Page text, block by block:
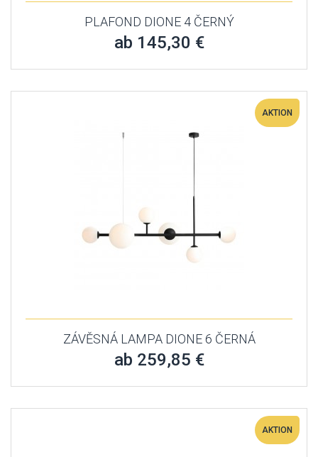
PLAFOND DIONE 4 ČERNÝ
ab 145,30 €
AKTION
ZÁVĚSNÁ LAMPA DIONE 6 ČERNÁ
ab 259,85 €
AKTION